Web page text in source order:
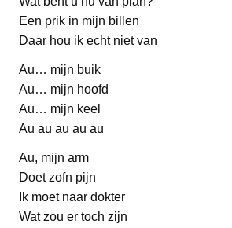
Een prik in mijn billen
Daar hou ik echt niet van
Au… mijn buik
Au… mijn hoofd
Au… mijn keel
Au au au au au
Au, mijn arm
Doet zofn pijn
Ik moet naar dokter
Wat zou er toch zijn